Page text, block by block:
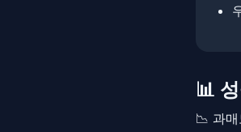
📊
📉 과